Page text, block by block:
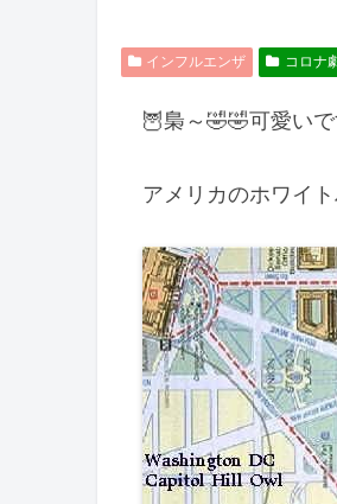
インフルエンザ コロナ
🦉梟～🤣🤣可愛い
アメリカのホワイ